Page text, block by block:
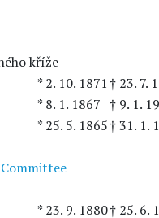
kříže
* 2. 10. 1871† 23. 7.
* 8. 1. 1867 † 9. 1.
* 25. 5. 1865† 31. 1.
* 23. 9. 1880† 25. 6.